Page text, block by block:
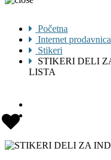
Početna
Internet prodavnica
Stikeri
STIKERI DELI
LISTA